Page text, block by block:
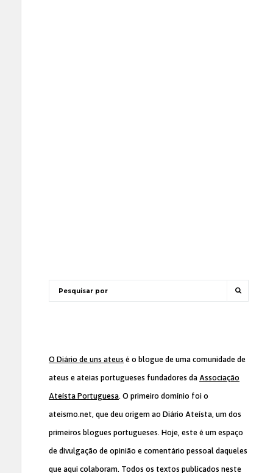
O Diário de uns ateus é o blogue de uma comunidade de
ateus e ateias portugueses fundadores da Associação
Ateísta Portuguesa. O primeiro domínio foi o
ateismo.net, que deu origem ao Diário Ateísta, um dos
primeiros blogues portugueses. Hoje, este é um espaço
de divulgação de opinião e comentário pessoal daqueles
que aqui colaboram. Todos os textos publicados neste